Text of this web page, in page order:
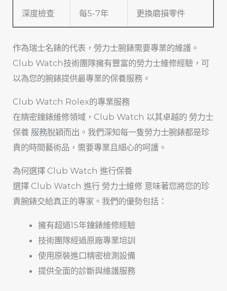
深度檢查 每5-7年 更換磨損零件
作為瑞士名錶的代表，勞力士腕錶需要專業的維護。
Club Watch技術團隊擁有豐富的勞力士維修經驗，可
以為您的腕錶提供最專業的保養服務。
Club Watch Rolex的專業服務
在精密鐘錶維修領域，Club Watch 以其卓越的 勞力士
保養 服務脫穎而出。我們深知每一隻勞力士腕錶都是珍
貴的時間藝術品，需要專業且細心的呵護。
為何選擇 Club Watch 進行保養
選擇 Club Watch 進行 勞力士維修 意味著您將您的珍
貴腕錶交給真正的專家。我們的優勢包括：
擁有超過15年鐘錶維修經驗
技術團隊經過原廠專業培訓
使用原裝進口精密檢測設備
提供全面的診斷與維護服務